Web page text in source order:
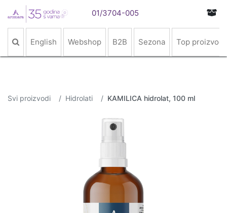
01/3704-005
English Webshop B2B Sezona Top proizvodi
Svi proizvodi Hidrolati KAMILICA hidrolat, 100 ml